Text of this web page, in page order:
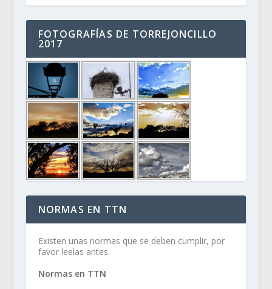
FOTOGRAFÍAS DE TORREJONCILLO
2017
NORMAS EN TTN
Existen unas normas que se deben cumplir, por
favor leelas antes.
Normas en TTN